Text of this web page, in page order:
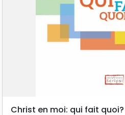
Christ en moi: qui fait quoi?